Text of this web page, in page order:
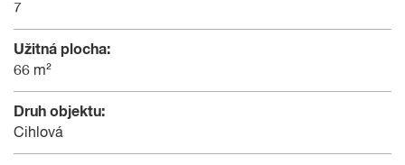
7
Užitná plocha:
66 m²
Druh objektu:
Cihlová